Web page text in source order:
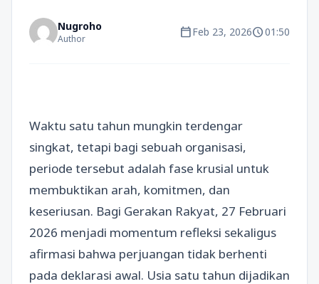
Nugroho
Author calendar_todayFeb 23, 2026schedule01:50
Waktu satu tahun mungkin terdengar
singkat, tetapi bagi sebuah organisasi,
periode tersebut adalah fase krusial untuk
membuktikan arah, komitmen, dan
keseriusan. Bagi Gerakan Rakyat, 27 Februari
2026 menjadi momentum refleksi sekaligus
afirmasi bahwa perjuangan tidak berhenti
pada deklarasi awal. Usia satu tahun dijadikan